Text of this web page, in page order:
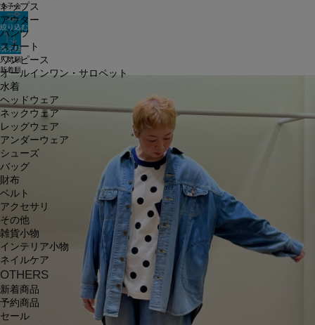
トップス
アウター
パンツ
スカート
ワンピース
オールインワン・サロペット
水着
ヘッドウェア
ネックウェア
レッグウェア
アンダーウェア
シューズ
バッグ
財布
ベルト
アクセサリ
その他
雑貨小物
インテリア小物
ネイルケア
OTHERS
新着商品
予約商品
セール
女子会
絞り込む
表示順
人気順
新着順